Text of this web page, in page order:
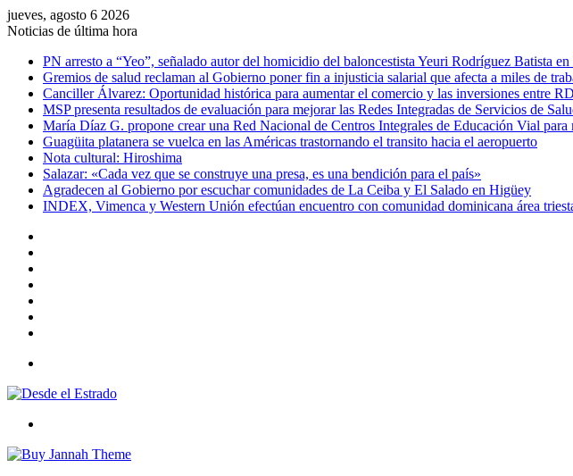
jueves, agosto 6 2026
Noticias de última hora
PN arresto a “Yeo”, señalado autor del homicidio del baloncestista Yeuri Rodríguez Batista en
Gremios de salud reclaman al Gobierno poner fin a injusticia salarial que afecta a miles de
Canciller Álvarez: Oportunidad histórica para aumentar el comercio y las inversiones entre
MSP presenta resultados de evaluación para mejorar las Redes Integradas de Servicios de
María Díaz G. propone crear una Red Nacional de Centros Integrales de Educación Vial
Guagüita platanera se vuelca en las Américas trastornando el transito hacia el aeropuerto
Nota cultural: Hiroshima
Salazar: «Cada vez que se construye una presa, es una bendición para el país»
Agradecen al Gobierno por escuchar comunidades de La Ceiba y El Salado en Higüey
INDEX, Vimenca y Western Unión efectúan encuentro con comunidad dominicana área